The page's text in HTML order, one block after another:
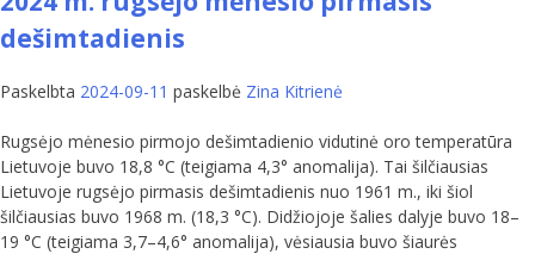
dešimtadienis
Paskelbta 2024-09-11 paskelbė Zina Kitrienė
Rugsėjo mėnesio pirmojo dešimtadienio vidutinė oro temperatūra
Lietuvoje buvo 18,8 °C (teigiama 4,3° anomalija). Tai šilčiausias
Lietuvoje rugsėjo pirmasis dešimtadienis nuo 1961 m., iki šiol
šilčiausias buvo 1968 m. (18,3 °C). Didžiojoje šalies dalyje buvo 18–
19 °C (teigiama 3,7–4,6° anomalija), vėsiausia buvo šiaurės